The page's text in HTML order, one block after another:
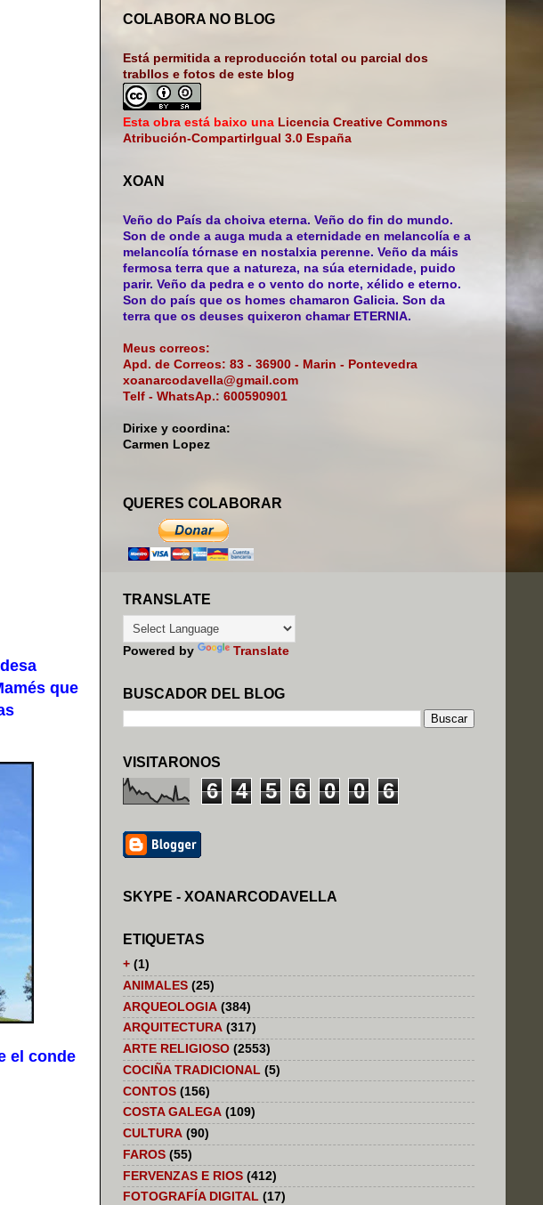
que
el conde
COLABORA NO BLOG
Está permitida a reproducción total ou parcial dos
trabllos e fotos de este blog
Esta obra está baixo una Licencia Creative Commons
Atribución-CompartirIgual 3.0 España
XOAN
Veño do País da choiva eterna. Veño do fin do mundo.
Son de onde a auga muda a eternidade en melancolía e a
melancolía tórnase en nostalxia perenne. Veño da máis
fermosa terra que a natureza, na súa eternidade, puido
parir. Veño da pedra e o vento do norte, xélido e eterno.
Son do país que os homes chamaron Galicia. Son da
terra que os deuses quixeron chamar ETERNIA.
Meus correos:
Apd. de Correos: 83 - 36900 - Marin - Pontevedra
xoanarcodavella@gmail.com
Telf - WhatsAp.: 600590901
Dirixe y coordina:
Carmen Lopez
QUERES COLABORAR
TRANSLATE
Powered by Translate
BUSCADOR DEL BLOG
VISITARONOS
6 4 5 6 0 0 6
SKYPE - XOANARCODAVELLA
ETIQUETAS
+ (1)
ANIMALES (25)
ARQUEOLOGIA (384)
ARQUITECTURA (317)
ARTE RELIGIOSO (2553)
COCIÑA TRADICIONAL (5)
CONTOS (156)
COSTA GALEGA (109)
CULTURA (90)
FAROS (55)
FERVENZAS E RIOS (412)
FOTOGRAFÍA DIGITAL (17)